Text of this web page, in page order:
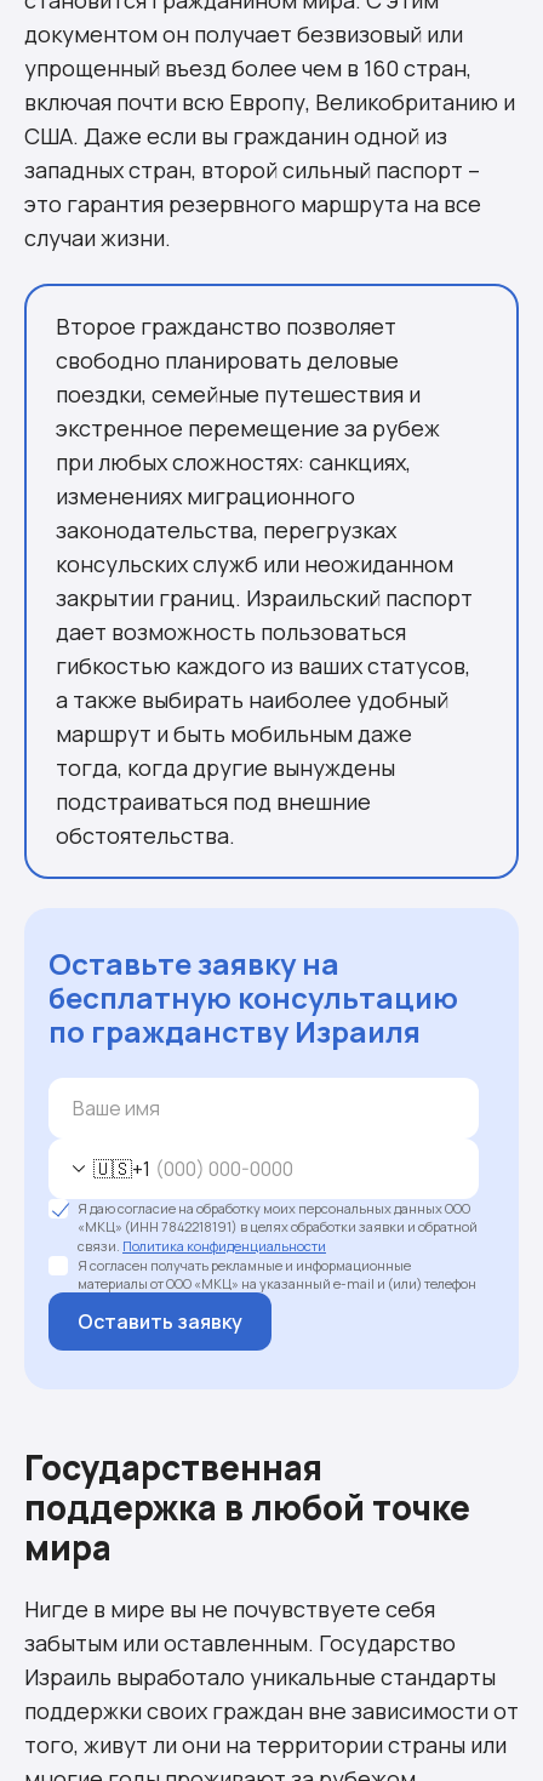
документом он получает безвизовый или
упрощенный въезд более чем в 160 стран,
включая почти всю Европу, Великобританию и
США. Даже если вы гражданин одной из
западных стран, второй сильный паспорт –
это гарантия резервного маршрута на все
случаи жизни.
Второе гражданство позволяет
свободно планировать деловые
поездки, семейные путешествия и
экстренное перемещение за рубеж
при любых сложностях: санкциях,
изменениях миграционного
законодательства, перегрузках
консульских служб или неожиданном
закрытии границ. Израильский паспорт
дает возможность пользоваться
гибкостью каждого из ваших статусов,
а также выбирать наиболее удобный
маршрут и быть мобильным даже
тогда, когда другие вынуждены
подстраиваться под внешние
обстоятельства.
Оставьте заявку на
бесплатную консультацию
по гражданству Израиля
🇺🇸+1
Я даю согласие на обработку моих персональных данных ООО
«МКЦ» (ИНН 7842218191) в целях обработки заявки и обратной
связи. Политика конфиденциальности
Я согласен получать рекламные и информационные
материалы от ООО «МКЦ» на указанный e-mail и (или) телефон
Оставить заявку
Государственная
поддержка в любой точке
мира
Нигде в мире вы не почувствуете себя
забытым или оставленным. Государство
Израиль выработало уникальные стандарты
поддержки своих граждан вне зависимости от
того, живут ли они на территории страны или